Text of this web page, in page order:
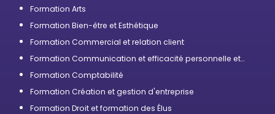
Formation Arts
Formation Bien-être et Esthétique
Formation Commercial et relation client
Formation Communication et efficacité personnelle et
Formation Comptabilité
Formation Création et gestion d'entreprise
Formation Droit et formation des Élus